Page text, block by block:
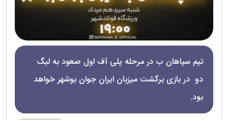
تیم سپاهان ب در مرحله پلی آف اول صعود به لیگ
دو در بازی برگشت میزبان ایران جوان بوشهر خواهد
بود.